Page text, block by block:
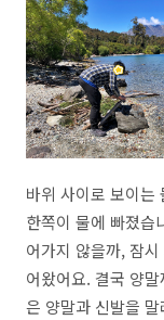
바위 사이로 보이는
한쪽이 물에 빠졌습
어가지 않을까, 잠
어왔어요. 결국 양
은 양말과 신발을